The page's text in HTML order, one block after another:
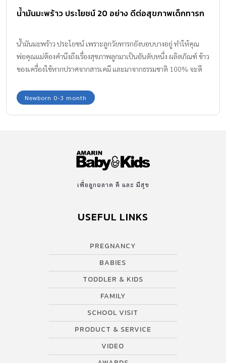
น้ำมันมะพร้าว ประโยชน์ 20 อย่าง ดีต่อสุขภาพเด็กทารก
น้ำมันมะพร้าว ประโยชน์ เพราะลูกวัยทารกยังบอบบางอยู่ ทำให้คุณ
พ่อคุณแม่ต้องคำนึงถึงเรื่องสุขภาพลูกมาเป็นอันดับหนึ่ง ผลิตภัณฑ์ ข้าว
ของเครื่องใช้หากปราศจากสารเคมี และมาจากธรรมชาติ 100% จะดี
มหัศจรรย์จากน้ำมันมะพร้าว ที่ดีต่อสุขภาพลูกวัยทารก มาฝากค่ะ
Newborn 0-3 month
เพื่อลูกฉลาด ดี และ มีสุข
USEFUL LINKS
PREGNANCY
BABIES
TODDLER & KIDS
FAMILY
SCHOOL VISIT
PRODUCT & SERVICE
VIDEO